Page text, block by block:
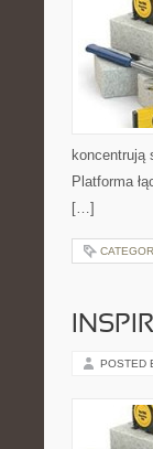
koncentrują
Platforma
[…]
POSTED